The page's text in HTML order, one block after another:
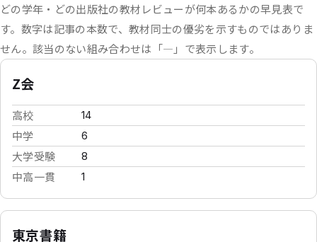
どの学年・どの出版社の教材レビューが何本あるかの早見表で
す。数字は記事の本数で、教材同士の優劣を示すものではありま
せん。該当のない組み合わせは「—」で表示します。
Z会
高校 14
中学 6
大学受験 8
中高一貫 1
東京書籍